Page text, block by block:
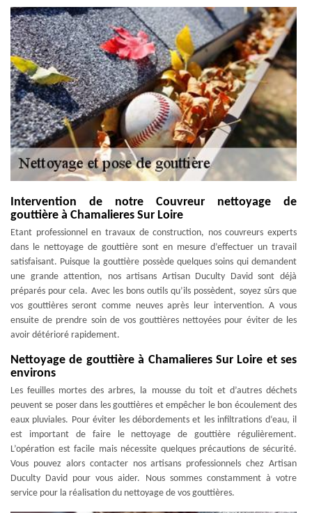
Intervention de notre Couvreur nettoyage de
gouttière à Chamalieres Sur Loire
Etant professionnel en travaux de construction, nos couvreurs experts
dans le nettoyage de gouttière sont en mesure d’effectuer un travail
satisfaisant. Puisque la gouttière possède quelques soins qui demandent
une grande attention, nos artisans Artisan Duculty David sont déjà
préparés pour cela. Avec les bons outils qu’ils possèdent, soyez sûrs que
vos gouttières seront comme neuves après leur intervention. A vous
ensuite de prendre soin de vos gouttières nettoyées pour éviter de les
avoir détérioré rapidement.
Nettoyage de gouttière à Chamalieres Sur Loire et ses
environs
Les feuilles mortes des arbres, la mousse du toit et d’autres déchets
peuvent se poser dans les gouttières et empêcher le bon écoulement des
eaux pluviales. Pour éviter les débordements et les infiltrations d‘eau, il
est important de faire le nettoyage de gouttière régulièrement.
L’opération est facile mais nécessite quelques précautions de sécurité.
Vous pouvez alors contacter nos artisans professionnels chez Artisan
Duculty David pour vous aider. Nous sommes constamment à votre
service pour la réalisation du nettoyage de vos gouttières.